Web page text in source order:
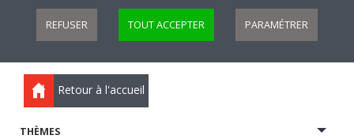
REFUSER TOUT ACCEPTER PARAMÉTRER
Retour à l'accueil
THÈMES